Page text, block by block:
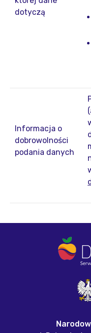
dotyczą
Informacja o
dobrowolności
podania danych